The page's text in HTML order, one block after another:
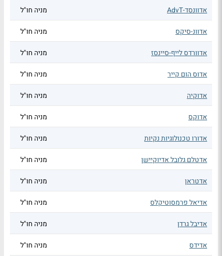
אדוונסד-AdvT מניה חו"ל
אדוונ-סיקס מניה חו"ל
אדוורדס לייף-סיינסז מניה חו"ל
אדוס הום קייר מניה חו"ל
אדוקיה מניה חו"ל
אדוקס מניה חו"ל
אדורו טכנולוגיות נקיות מניה חו"ל
אדטלם גלובל אדיוקיישן מניה חו"ל
אדטראן מניה חו"ל
אדיאל פרמסוטיקלס מניה חו"ל
אדיבל גרדן מניה חו"ל
אדידס מניה חו"ל